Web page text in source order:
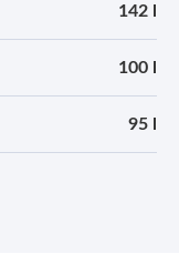
142 l
100 l
95 l